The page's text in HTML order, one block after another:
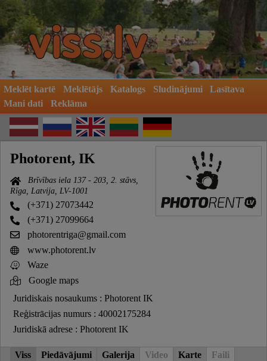
Meklēt kartē Meklētājs Katalogs Sludinājumi
Lasītava
Mani dati
Reklāma
Photorent, IK
Brīvības iela 137 - 203, 2. stāvs,
Rīga, Latvija, LV-1001
(+371) 27073442
(+371) 27099664
photorentriga@gmail.com
www.photorent.lv
Waze
Google maps
Juridiskais nosaukums : Photorent IK
Reģistrācijas numurs : 40002175284
Juridiskā adrese : Photorent IK
Viss Piedāvājumi Galerija Video Karte
Faili